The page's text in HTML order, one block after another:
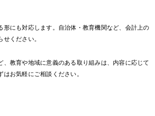
にも対応します。自治体・教育機関など、会計上の
ください。
教育や地域に意義のある取り組みは、内容に応じて
お気軽にご相談ください。